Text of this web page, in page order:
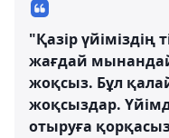
"Қазір үйіміздің
жағдай
жоқсыз. Бұл
жоқсыздар.
отыруға